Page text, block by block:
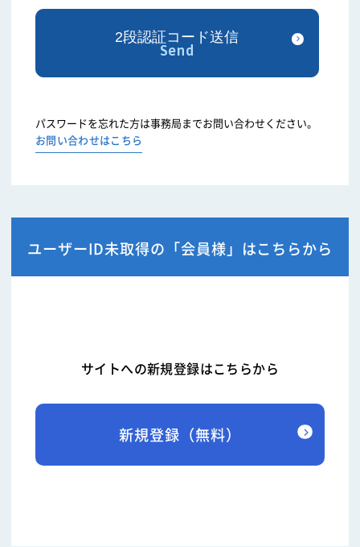
パスワードを忘れた方は事務局までお問い合わせください。
お問い合わせはこちら
ユーザーID未取得の「会員様」はこちらから
サイトへの新規登録はこちらから
新規登録（無料）